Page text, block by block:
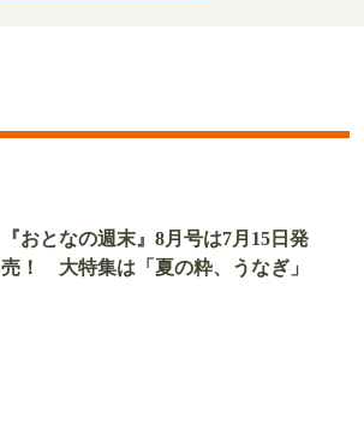
『おとなの週末』8月号は7月15日発
売！ 大特集は「夏の粋、うなぎ」